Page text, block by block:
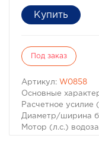
Под заказ
Артикул: W0858
Основные
Расчетное усилие
Диаметр/ширина
Мотор (л.с.)